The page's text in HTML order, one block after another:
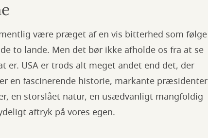
være præget af en vis bitterhed som følge
to lande. Men det bør ikke afholde os fra at se
er. USA er trods alt meget andet end det, der
en fascinerende historie, markante præsidenter
en storslået natur, en usædvanligt mangfoldig
aftryk på vores egen.